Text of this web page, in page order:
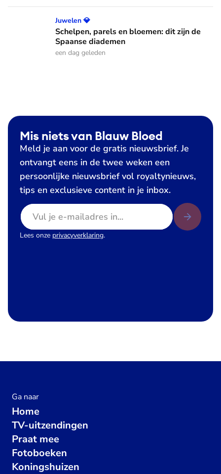
Schelpen, parels en bloemen: dit zijn de Spaanse diademen
Juwelen 💎
Schelpen, parels en bloemen: dit zijn de
Spaanse diademen
een dag geleden
Mis niets van Blauw Bloed
Meld je aan voor de gratis nieuwsbrief. Je
ontvangt eens in de twee weken een
persoonlijke nieuwsbrief vol royaltynieuws,
tips en exclusieve content in je inbox.
E-mailadres
Lees onze privacyverklaring.
Ga naar
Home
TV-uitzendingen
Praat mee
Fotoboeken
Koningshuizen